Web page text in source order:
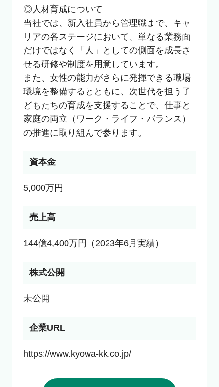
◎人材育成について
当社では、新入社員から管理職まで、キャ
リアの各ステージにおいて、単なる業務面
だけではなく「人」としての側面を成長さ
せる研修や制度を用意しています。
また、女性の能力がさらに発揮できる職場
環境を整備するとともに、次世代を担う子
どもたちの育成を支援することで、仕事と
家庭の両立（ワーク・ライフ・バランス）
の推進に取り組んで参ります。
資本金
5,000万円
売上高
144億4,400万円（2023年6月実績）
株式公開
未公開
企業URL
https://www.kyowa-kk.co.jp/